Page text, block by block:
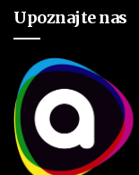
Upoznajte nas